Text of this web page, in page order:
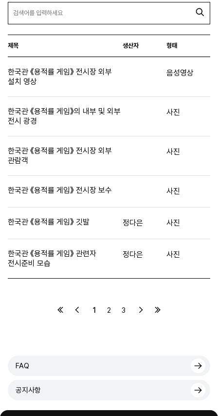
제목 생산자 형태
한국관 《용적률 게임》 전시장 외부
설치 영상
음성영상
한국관 《용적률 게임》의 내부 및 외부
전시 광경
사진
한국관 《용적률 게임》 전시장 외부
관람객
사진
한국관 《용적률 게임》 전시장 보수 사진
한국관 《용적률 게임》 깃발 정다은 사진
한국관 《용적률 게임》 관련자
전시준비 모습
정다은 사진
1 2 3
FAQ
공지사항